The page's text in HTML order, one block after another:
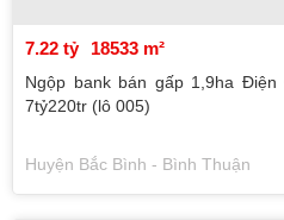
7.22 tỷ 18533 m²
Ngộp bank bán gấp 1,9ha
7tỷ220tr (lô 005)
Huyện Bắc Bình - Bình Thuận